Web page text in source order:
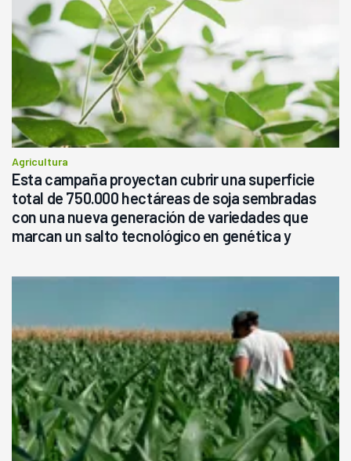
Agricultura
Esta campaña proyectan cubrir una superficie
total de 750.000 hectáreas de soja sembradas
con una nueva generación de variedades que
marcan un salto tecnológico en genética y